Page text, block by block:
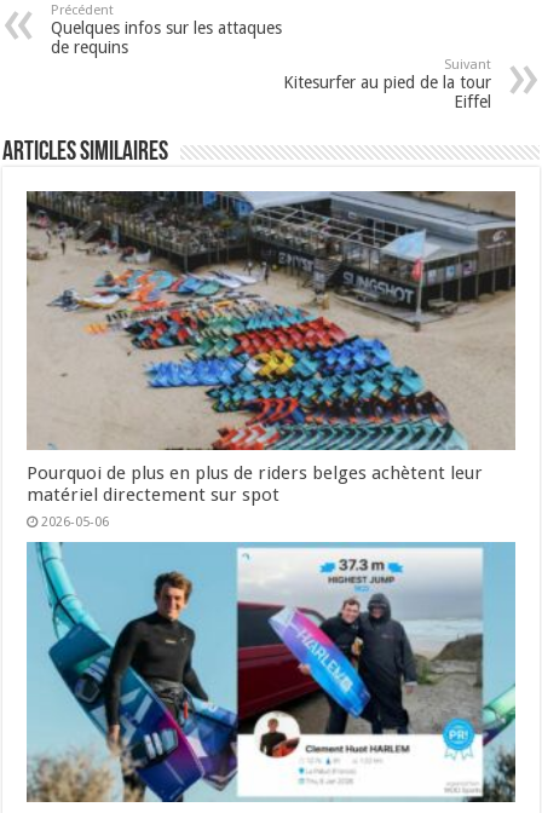
Précédent
Quelques infos sur les attaques
de requins
Suivant
Kitesurfer au pied de la tour
Eiffel
Articles similaires
Pourquoi de plus en plus de riders belges achètent leur
matériel directement sur spot
2026-05-06